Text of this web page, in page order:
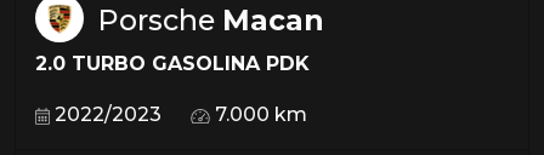
Porsche Macan
2.0 TURBO GASOLINA PDK
2022/2023 7.000 km